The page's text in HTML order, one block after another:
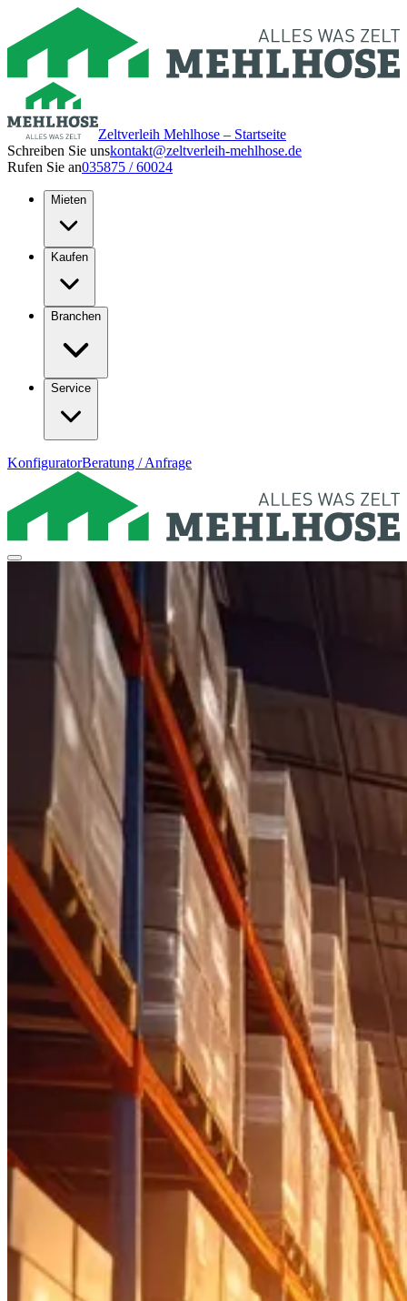
Zeltverleih Mehlhose – Startseite
Schreiben Sie unskontakt@zeltverleih-mehlhose.de
Rufen Sie an035875 / 60024
Mieten
Kaufen
Branchen
Service
KonfiguratorBeratung / Anfrage